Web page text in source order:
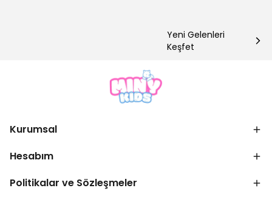
Yeni Gelenleri
Keşfet
Kurumsal
Hesabım
Politikalar ve Sözleşmeler